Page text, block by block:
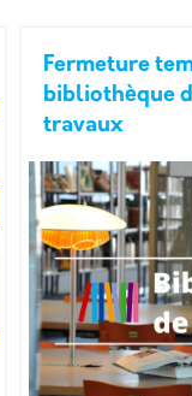
Fermeture
bibliothèque
travaux